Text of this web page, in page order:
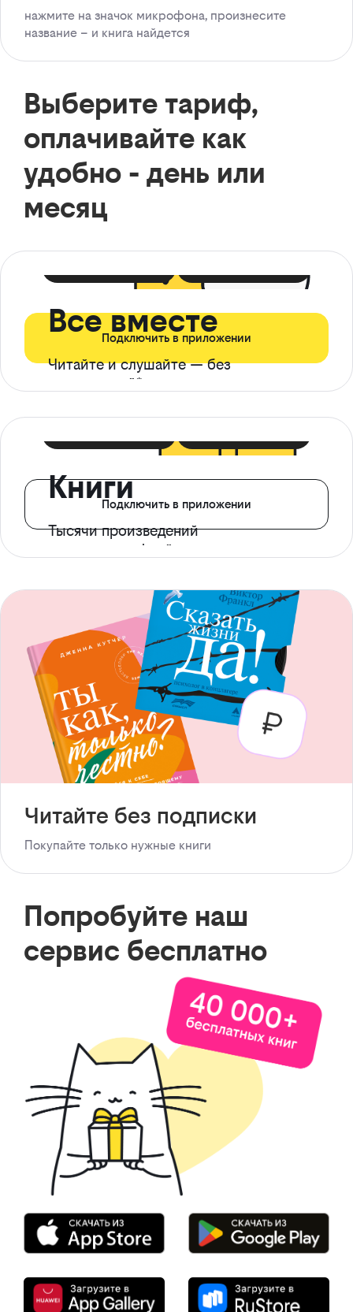
нажмите на значок микрофона, произнесите
название – и книга найдется
Выберите тариф,
оплачивайте как
удобно - день или
месяц
Все вместе
Читайте и слушайте — без
ограничений*
Подключить в приложении
Книги
Тысячи произведений
с доступом офлайн
Подключить в приложении
Читайте без подписки
Покупайте только нужные книги
Попробуйте наш
сервис бесплатно